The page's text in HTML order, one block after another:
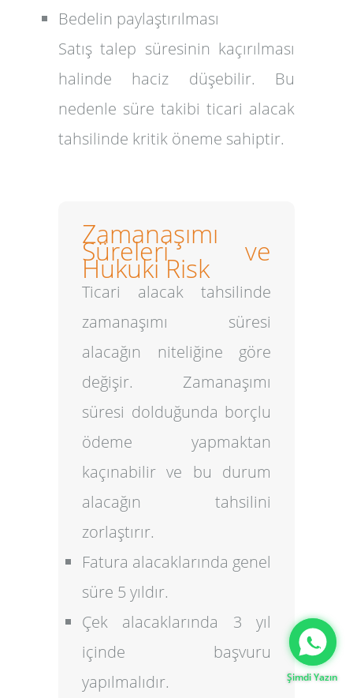
Şimdi Yazın
Bedelin paylaştırılması
Satış talep süresinin kaçırılması
halinde haciz düşebilir. Bu
nedenle süre takibi ticari alacak
tahsilinde kritik öneme sahiptir.
Zamanaşımı
Süreleri ve
Hukuki Risk
Ticari alacak tahsilinde
zamanaşımı süresi
alacağın niteliğine göre
değişir. Zamanaşımı
süresi dolduğunda borçlu
ödeme yapmaktan
kaçınabilir ve bu durum
alacağın tahsilini
zorlaştırır.
Fatura alacaklarında genel
süre 5 yıldır.
Çek alacaklarında 3 yıl
içinde başvuru
yapılmalıdır.
Gizlilik Politikası